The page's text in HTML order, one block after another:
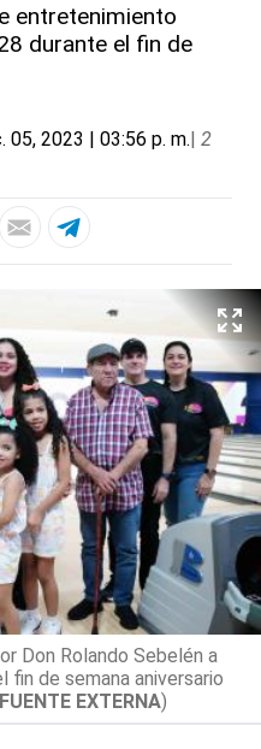
entretenimiento
durante el fin de
05, 2023 | 03:56 p. m.| 2
Don Rolando Sebelén a
de semana aniversario
FUENTE EXTERNA)